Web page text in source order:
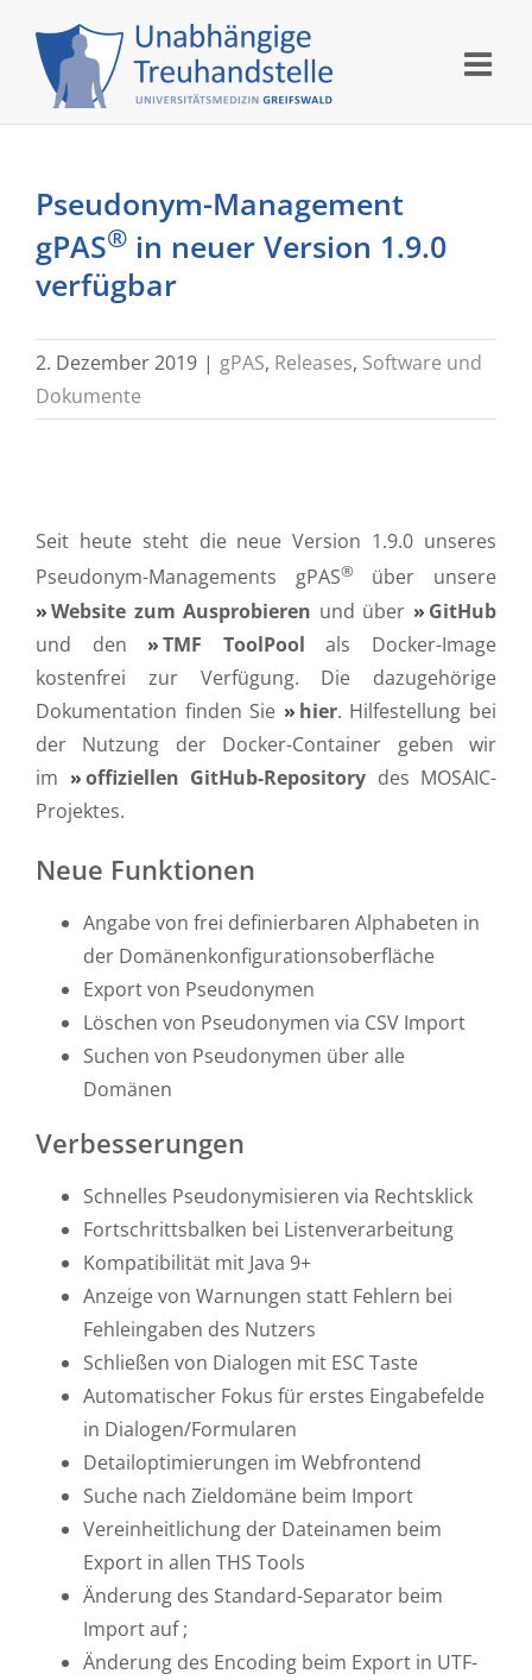
content
Pseudonym-Management
gPAS® in neuer Version 1.9.0
verfügbar
2. Dezember 2019 | gPAS, Releases, Software und
Dokumente
Seit heute steht die neue Version 1.9.0 unseres
Pseudonym-Managements gPAS®über unsere
Website zum Ausprobieren und über
GitHub
und den
TMF ToolPool als Docker-Image
kostenfrei zur Verfügung. Die dazugehörige
Dokumentation finden Sie
hier. Hilfestellung bei
der Nutzung der Docker-Container geben wir
im
offiziellen GitHub-Repository des MOSAIC-
Projektes.
Neue Funktionen
Angabe von frei definierbaren Alphabeten in
der Domänenkonfigurationsoberfläche
Export von Pseudonymen
Löschen von Pseudonymen via CSV Import
Suchen von Pseudonymen über alle
Domänen
Verbesserungen
Schnelles Pseudonymisieren via Rechtsklick
Fortschrittsbalken bei Listenverarbeitung
Kompatibilität mit Java 9+
Anzeige von Warnungen statt Fehlern bei
Fehleingaben des Nutzers
Schließen von Dialogen mit ESC Taste
Automatischer Fokus für erstes Eingabefelde
in Dialogen/Formularen
Detailoptimierungen im Webfrontend
Suche nach Zieldomäne beim Import
Vereinheitlichung der Dateinamen beim
Export in allen THS Tools
Änderung des Standard-Separator beim
Import auf ;
Änderung des Encoding beim Export in UTF-